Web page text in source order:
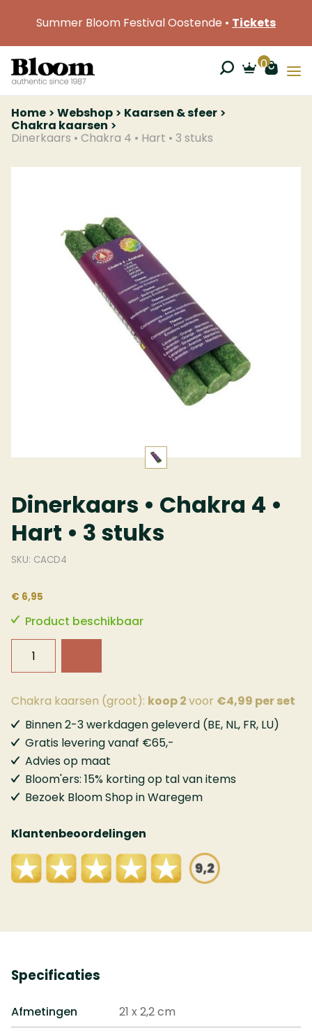
Summer Bloom Festival Oostende • Tickets
0
Home Webshop Kaarsen & sfeer
Chakra kaarsen
Dinerkaars • Chakra 4 • Hart • 3 stuks
Dinerkaars • Chakra 4 •
Hart • 3 stuks
SKU: CACD4
€ 6,95
Product beschikbaar
Chakra kaarsen (groot): koop 2voor €4,99 per set
Binnen 2-3 werkdagen geleverd (BE, NL, FR, LU)
Gratis levering vanaf €65,-
Advies op maat
Bloom'ers: 15% korting op tal van items
Bezoek Bloom Shop in Waregem
Klantenbeoordelingen
Specificaties
Afmetingen
21 x 2,2 cm